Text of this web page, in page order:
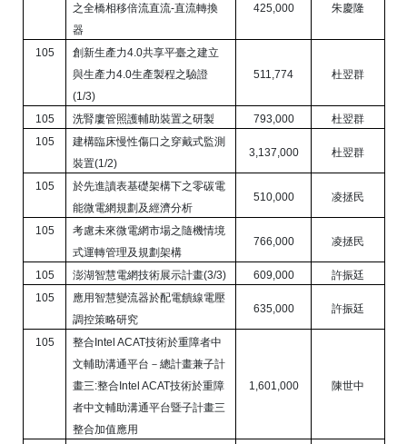
之全橋相移倍流直流-直流轉換
器
425,000 朱慶隆
105 創新生產力4.0共享平臺之建立
與生產力4.0生產製程之驗證
(1/3)
511,774 杜翌群
105 洗腎廔管照護輔助裝置之研製 793,000
杜翌群
105
建構臨床慢性傷口之穿戴式監測
裝置(1/2)
3,137,000 杜翌群
105
於先進讀表基礎架構下之零碳電
能微電網規劃及經濟分析
510,000 凌拯民
105
考慮未來微電網市場之隨機情境
式運轉管理及規劃架構
766,000 凌拯民
105 澎湖智慧電網技術展示計畫(3/3) 609,000
許振廷
105
應用智慧變流器於配電饋線電壓
調控策略研究
635,000 許振廷
105 整合 Intel ACAT技術於重障者中
文輔助溝通平台－總計畫兼子計
畫三:整合 Intel ACAT技術於重障
者中文輔助溝通平台暨子計畫三
整合加值應用
1,601,000 陳世中